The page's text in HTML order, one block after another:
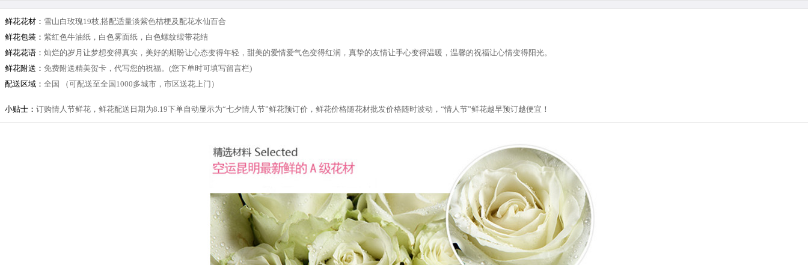
鲜花花材： 雪山白玫瑰19枝,搭配适量淡紫色桔梗及配花水仙百合
鲜花包装： 紫红色牛油纸，白色雾面纸，白色螺纹缎带花结
鲜花花语： 灿烂的岁月让梦想变得真实，美好的期盼让心态变得年轻，甜美的爱情爱气色变得红润，真挚的友情让手心变得温暖，温馨的祝福让心情变得阳光。
鲜花附送： 免费附送精美贺卡，代写您的祝福。(您下单时可填写留言栏)
配送区域： 全国 （可配送至全国1000多城市，市区送花上门）
小贴士： 订购情人节鲜花，鲜花配送日期为8.19下单自动显示为“七夕情人节”鲜花预订价，鲜花价格随花材批发价格随时波动，“情人节”鲜花越早预订越便宜！